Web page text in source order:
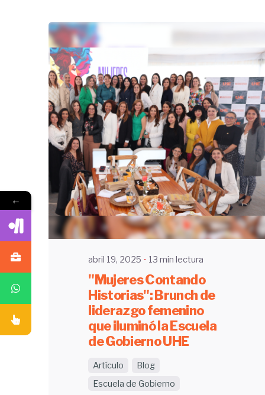
Enviado por
UHE
abril 19, 2025 13 min lectura
"Mujeres Contando
Historias": Brunch de
liderazgo femenino
que iluminó la Escuela
de Gobierno UHE
Artículo
Blog
Escuela de Gobierno
←